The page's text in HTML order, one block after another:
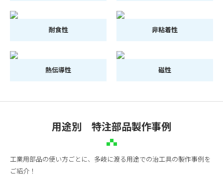
耐食性 非粘着性
熱伝導性 磁性
用途別 特注部品製作事例
工業用部品の使い方ごとに、多岐に渡る用途での治工具の製作事例を
ご紹介！